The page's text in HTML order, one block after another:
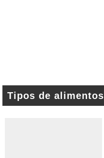
Tipos de alimentos